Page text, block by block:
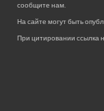
сообщите нам.
На сайте могут быть
При цитировании ссылка